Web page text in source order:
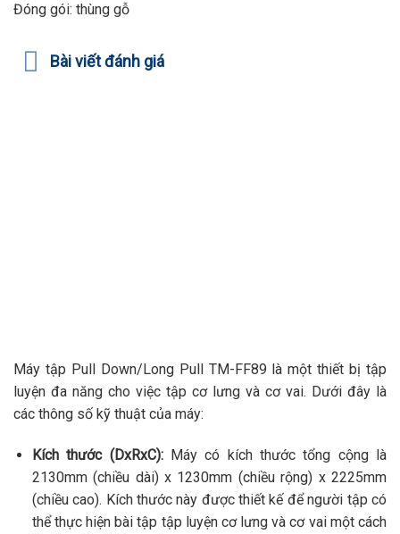
Đóng gói: thùng gỗ
Bài viết đánh giá
Máy tập Pull Down/Long Pull TM-FF89 là một thiết bị tập
luyện đa năng cho việc tập cơ lưng và cơ vai. Dưới đây là
các thông số kỹ thuật của máy:
Kích thước (DxRxC):Máy có kích thước tổng cộng là
2130mm (chiều dài) x 1230mm (chiều rộng) x 2225mm
(chiều cao). Kích thước này được thiết kế để người tập có
thể thực hiện bài tập tập luyện cơ lưng và cơ vai một cách